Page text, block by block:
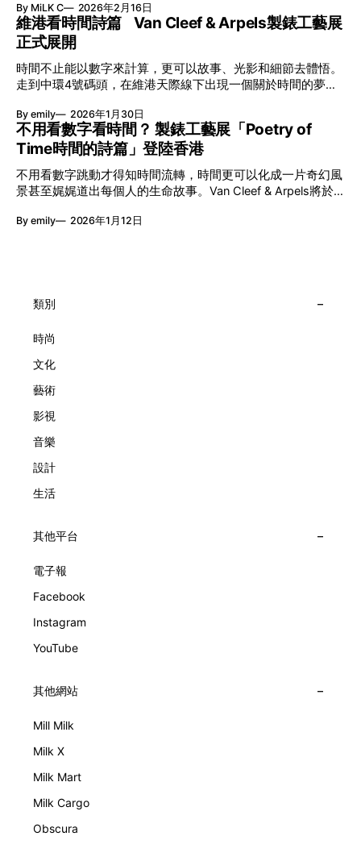
節與香港賽馬會慈善信託基金聯合呈獻，以共融藝術為核心，
八年來不只是帶來無數來自世界各地的優秀節目，更致力於在
本地建立屬於香港的共融創作生態。今年更首度與本地兩大旗
艦藝團強強聯手打造兩部深具意義的作品《遊延》及《弦上光
影》，展開一場前所未有的藝術對話，擦下多元藝術下的流動
能量，全面開展一場無界限嘅藝術旅程。 第八屆「無限亮」
以「你我不只一種想像」為題，從共融角度重新思索「差異」
的價值。不同能力人士是社會多樣性的一部分。每人皆擁有
「不同」能力與特質，當我們一齊生活、一齊創作、互相啟
發，偏見與界線，也自然被藝術溶化。 「無限亮」2026精彩
節目包括: 2月27日至3月1日：帕拉管弦樂團《無邊狂想曲》/
音樂‧舞蹈 (開幕節目) 2月28日至3月1日：
By MiLK C 2026年2月16日
維港看時間詩篇 Van Cleef & Arpels製錶工藝展
正式展開
時間不止能以數字來計算，更可以故事、光影和細節去體悟。
走到中環4號碼頭，在維港天際線下出現一個關於時間的夢幻
覽。由即日至2月8日期間舉行，世家把一貫低調精緻的製錶語
言搬離傳統店舖，放進公共場域，讓時間不只是腕上的個人物
件，而是一場可以與他人一同經歷的詩意旅程。 在碼頭打開
「時間詩集」 走進展場尤如翻開一本時間詩集，藉由不同主
題呈現時間的無限想像。Van Cleef & Arpels的腕錶從來不是
由單純的機械與數字堆砌，更像是腕上的動人故事。 世家以
精湛的製錶技術與敘事美學為核心，讓每一枚腕錶都超越單純
報時的功能，而是把稍縱即逝的瞬間凝結成可以反覆閱讀的畫
子，以及訴說時間的珠寶。每個主題展區都有精美的佈置回應
By emily 2026年1月30日
不用看數字看時間？ 製錶工藝展「Poetry of
Time時間的詩篇」登陸香港
不用看數字跳動才得知時間流轉，時間更可以化成一片奇幻風
景甚至娓娓道出每個人的生命故事。Van Cleef & Arpels將於1
詩篇」展覽，邀請大家走進由愛情故事、詩意星象、迷人自然
大主題展區，彰顯世家的核心價值。2010年，Van Cleef &
級鐘錶大賞（Grand Prix d'Horlogerie de Genève）中獲獎的
擁而吻。雙逆跳機芯精準驅動這場機械浪漫，讓時間不再是抽
象概念，而是心跳的律動。 故事並未完結，2025年推出的
Lady Arpels Bal des Amoureux
By emily 2026年1月12日
類別
時尚
文化
藝術
影視
音樂
設計
生活
其他平台
電子報
Facebook
Instagram
YouTube
其他網站
Mill Milk
Milk X
Milk Mart
Milk Cargo
Obscura